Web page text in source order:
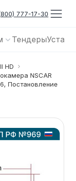
777-17-30
Тендеры
HD
NSCAR
Постановление